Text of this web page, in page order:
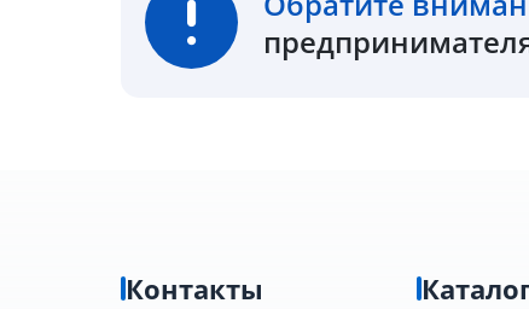
Контакты